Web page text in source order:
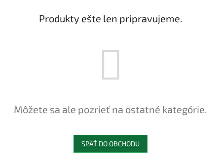
Produkty ešte len pripravujeme.
Môžete sa ale pozrieť na ostatné kategórie.
SPÄŤ DO OBCHODU